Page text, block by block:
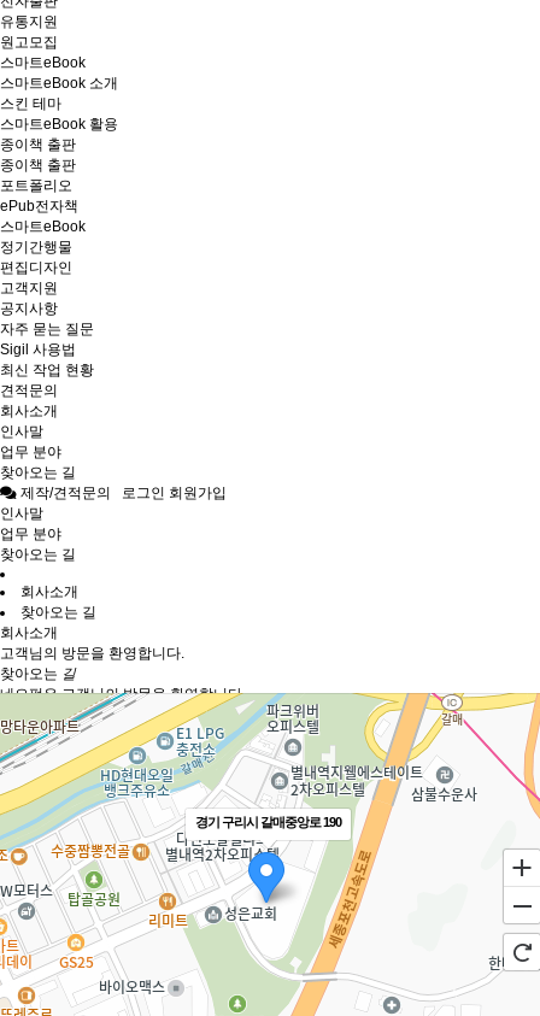
유통지원
원고모집
스마트eBook
스마트eBook 소개
스킨 테마
스마트eBook 활용
종이책 출판
종이책 출판
포트폴리오
ePub전자책
스마트eBook
정기간행물
편집디자인
고객지원
공지사항
자주 묻는 질문
Sigil 사용법
최신 작업 현황
견적문의
회사소개
인사말
업무 분야
찾아오는 길
제작/견적문의
로그인 회원가입
인사말
업무 분야
찾아오는 길
회사소개
찾아오는 길
회사소개
고객님의 방문을 환영합니다.
찾아오는 길
네오펍은 고객님의 방문을 환영합니다.
경기 구리시 갈매중앙로 190